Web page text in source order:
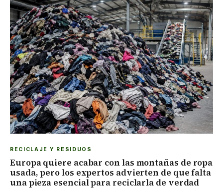
RECICLAJE Y RESIDUOS
Europa quiere acabar con las montañas de ropa
usada, pero los expertos advierten de que falta
una pieza esencial para reciclarla de verdad